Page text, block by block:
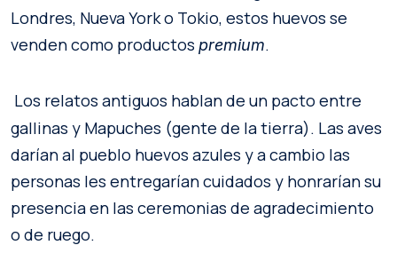
Londres, Nueva York o Tokio, estos huevos se
venden como productos premium.
Los relatos antiguos hablan de un pacto entre
gallinas y Mapuches (gente de la tierra). Las aves
darían al pueblo huevos azules y a cambio las
personas les entregarían cuidados y honrarían su
presencia en las ceremonias de agradecimiento
o de ruego.